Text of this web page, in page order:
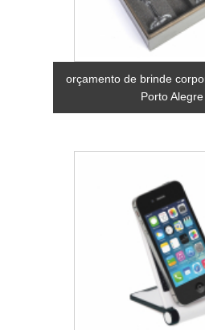
orçamento de brinde
Porto Alegre